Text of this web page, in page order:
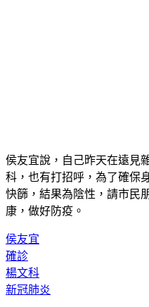
科，也有打招呼，為了確保
快篩，結果為陰性，請市民
康，做好防疫。
確診
楊文科
新冠肺炎